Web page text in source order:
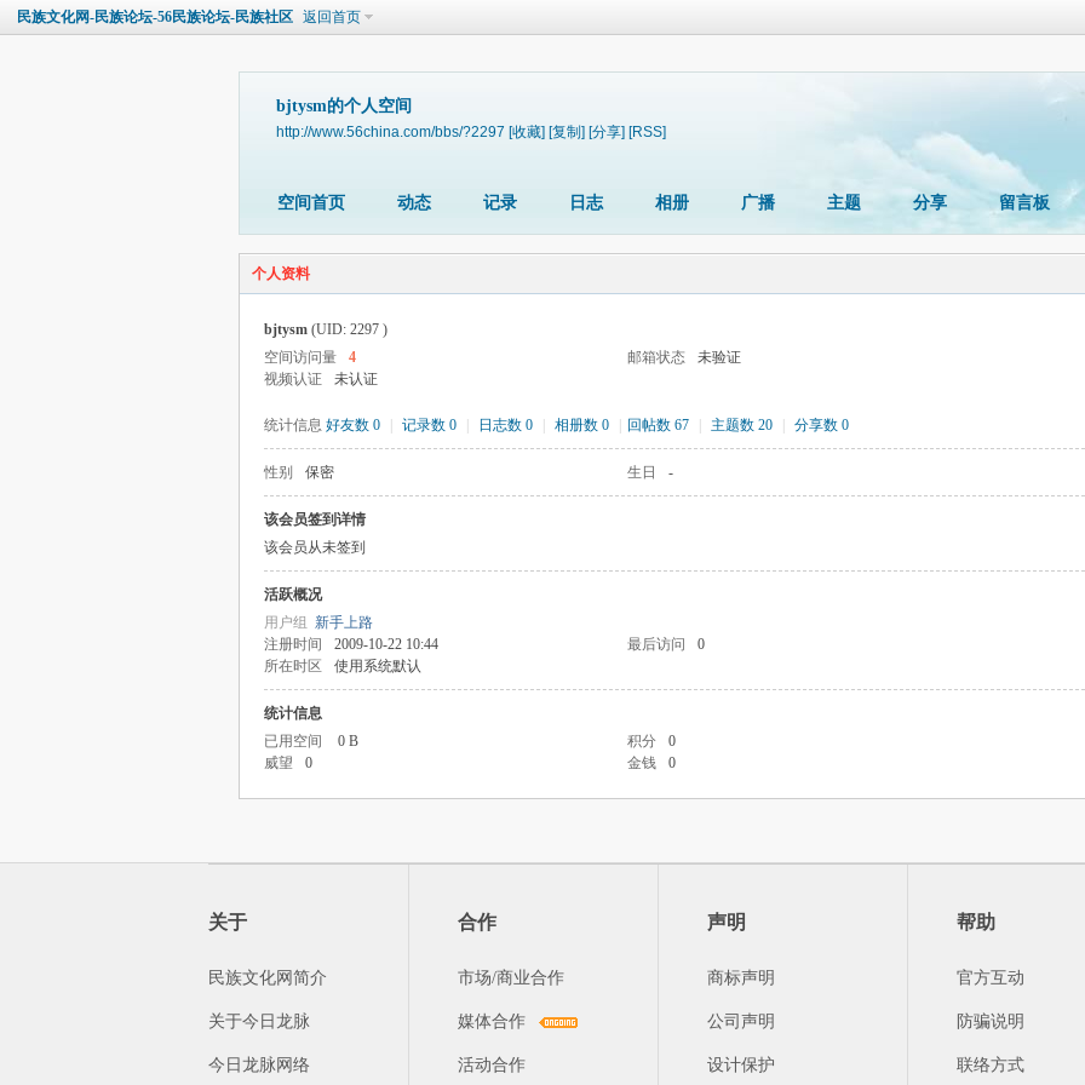
民族文化网-民族论坛-56民族论坛-民族社区 返回首页
bjtysm的个人空间
http://www.56china.com/bbs/?2297 [收藏] [复制] [分享] [RSS]
空间首页 动态 记录 日志 相册 广播 主题 分享 留言板
个人资料
bjtysm (UID: 2297 )
空间访问量
4 邮箱状态
未验证
视频认证
未认证
统计信息 好友数 0 记录数 0 日志数 0 相册数 0 回帖数 67 主题数 20 分享数 0
性别 保密 生日 -
该会员签到详情
该会员从未签到
活跃概况
用户组 新手上路
注册时间
2009-10-22 10:44 最后访问
0
所在时区
使用系统默认
统计信息
已用空间
0 B 积分
0
威望
0 金钱 0
关于
民族文化网简介
关于今日龙脉
今日龙脉网络
合作
市场/商业合作
媒体合作
活动合作
声明
商标声明
公司声明
设计保护
帮助
官方互动
防骗说明
联络方式